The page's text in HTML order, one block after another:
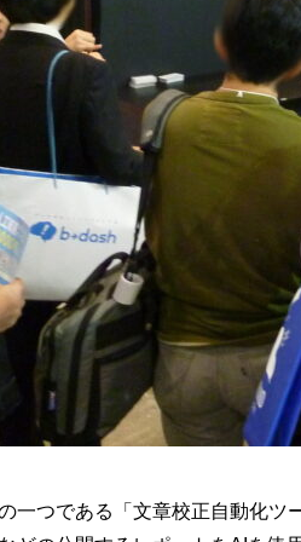
一つである「文章校正自動化ツ